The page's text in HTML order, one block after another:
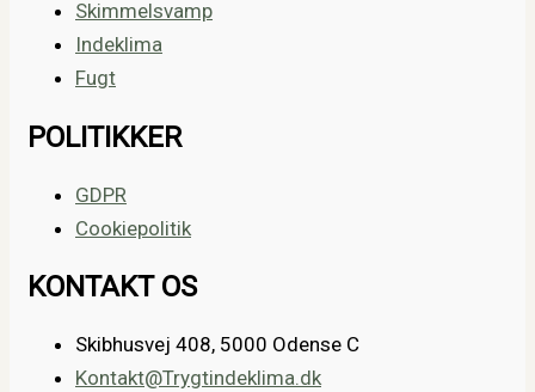
Skimmelsvamp
Indeklima
Fugt
POLITIKKER
GDPR
Cookiepolitik
KONTAKT OS
Skibhusvej 408, 5000 Odense C
Kontakt@Trygtindeklima.dk